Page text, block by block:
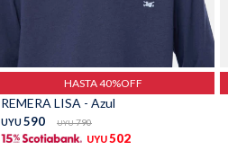
HASTA 40%OFF
REMERA LISA - Azul
UYU 590 UYU 790
UYU 502